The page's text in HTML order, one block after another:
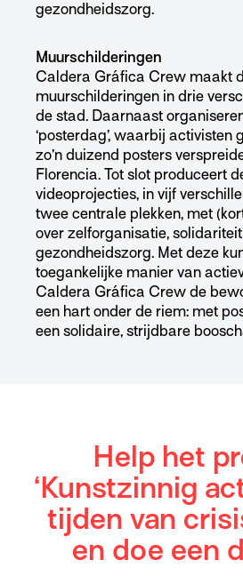
gezondheidszorg.
Muurschilderingen
Caldera Gráfica Crew maakt
muurschilderingen in drie
de stad. Daarnaast
‘posterdag’, waarbij activisten
zo’n duizend posters
Florencia. Tot slot produceert
videoprojecties, in vijf
twee centrale plekken, met
over zelforganisatie,
gezondheidszorg. Met deze
toegankelijke manier van
Caldera Gráfica Crew de
een hart onder de riem: met
een solidaire, strijdbare
Help het
‘Kunstzinnig
tijden van
en doe een